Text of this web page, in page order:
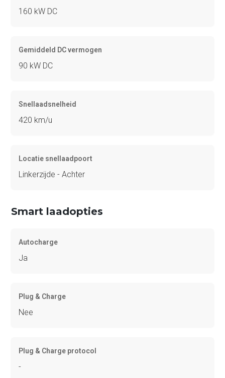
160 kW DC
Gemiddeld DC vermogen
90 kW DC
Snellaadsnelheid
420 km/u
Locatie snellaadpoort
Linkerzijde - Achter
Smart laadopties
Autocharge
Ja
Plug & Charge
Nee
Plug & Charge protocol
-